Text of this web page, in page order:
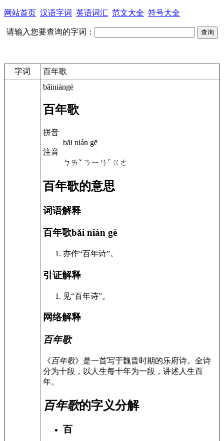
网站首页 汉语字词 英语词汇 范文大全 符号大全
请输入您要查询的字词：
字词 百年歌
băiniángē
百年歌
拼音
băi nián gē
注音
ㄅㄞˇ ㄋㄧㄢˊ ㄍㄜ
百年歌的意思
词语解释
百年歌bǎi nián gē
亦作“百年诗”。
引证解释
见“百年诗”。
网络解释
百年歌
《 百年歌》是一首写于魏晋时期的乐府诗。全诗
分为十段，以人生每十年为一段，讲述人生百
年。
百年歌的字义分解
百